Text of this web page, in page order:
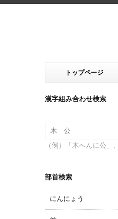
トップページ
漢字組み合わせ検索
（例）「木へんに公」
部首検索
にんにょう